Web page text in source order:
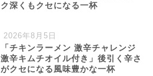
ク深くもクセになる一杯
2026年8月5日
「チキンラーメン 激辛チャレンジ
激辛キムチオイル付き」後引く辛さ
がクセになる風味豊かな一杯